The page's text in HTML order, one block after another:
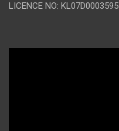
LICENCE NO: KL07D0003595